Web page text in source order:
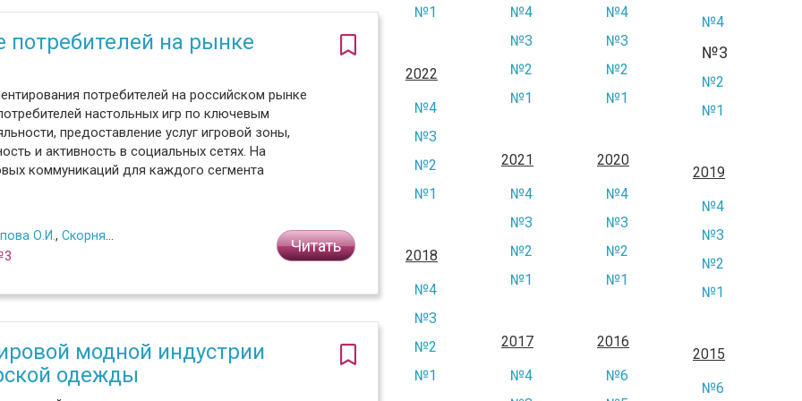
потребителей на рынке
потребителей на российском рынке
настольных игр по ключевым
предоставление услуг игровой зоны,
и активность в социальных сетях. На
коммуникаций для каждого сегмента
О.И. , Скорняков Д.М.
Читать
модной индустрии
одежды
№1
№4
№3
№2
№1
№4
№3
№2
№1
№4
№3
№2
№1
2022
№4
№3
№2
№1
2021
№4
№3
№2
№1
2020
№4
№3
№2
№1
2019
№4
№3
№2
№1
2018
№4
№3
№2
№1
2017
№4
2016
№6
2015
№6